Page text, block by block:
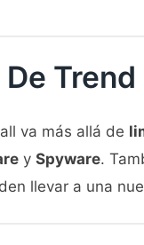
va más allá de
y Spyware.
llevar a una